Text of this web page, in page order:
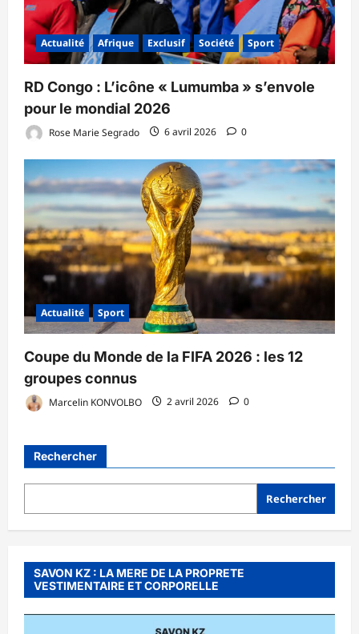
Actualité Afrique Exclusif Société Sport
RD Congo : L’icône « Lumumba » s’envole
pour le mondial 2026
Rose Marie Segrado 6 avril 2026 0
Actualité Sport
Coupe du Monde de la FIFA 2026 : les 12
groupes connus
Marcelin KONVOLBO 2 avril 2026 0
Rechercher
Rechercher
SAVON KZ : LA MERE DE LA PROPRETE
VESTIMENTAIRE ET CORPORELLE